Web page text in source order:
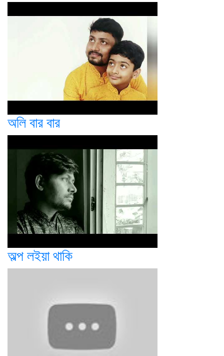
অলি বার বার
অল্প লইয়া থাকি